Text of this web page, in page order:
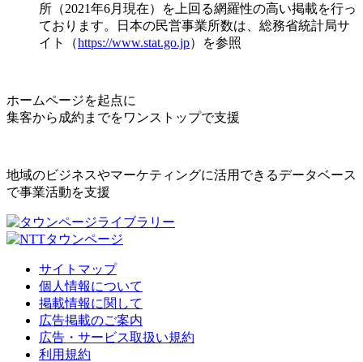
所（2021年6月現在）を上回る網羅性の高い掲載を行っ
ております。日本の民営事業所数は、総務省統計局サ
イト（https://www.stat.go.jp）を参照
ホームページを起点に
集客から成約までをワンストップで支援
地域のビジネスやマーケティングに活用できるデータベース
で事業活動を支援
サイトマップ
個人情報について
掲載情報に関して
広告掲載のご案内
広告・サービス取扱い規約
利用規約